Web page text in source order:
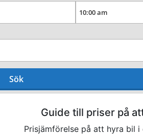
Sök
Guide till priser på
Prisjämförelse på att hyra bil